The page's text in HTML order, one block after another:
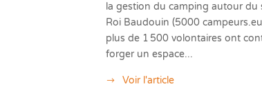
la gestion du camping autour du
Roi Baudouin (5000
plus de 1 500 volontaires ont
forger un espace...
Voir l'article